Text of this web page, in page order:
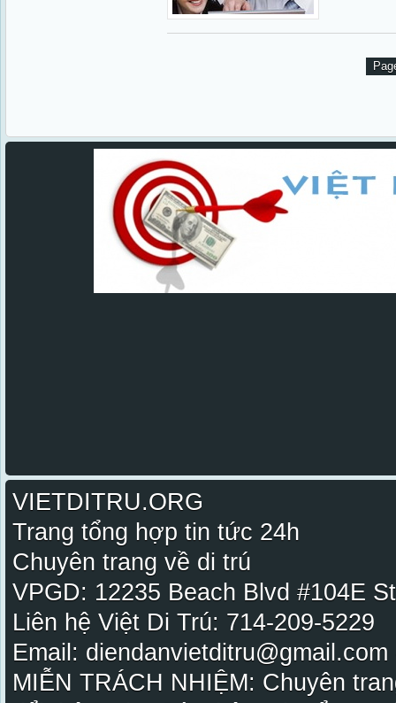
VIETDITRU.ORG
Trang tổng hợp tin tức 24h
Chuyên trang về di trú
VPGD: 12235 Beach Blvd #104E
Liên hệ Việt Di Trú: 714-209-5229
Email:
MIỄN TRÁCH NHIỆM: Chuyên